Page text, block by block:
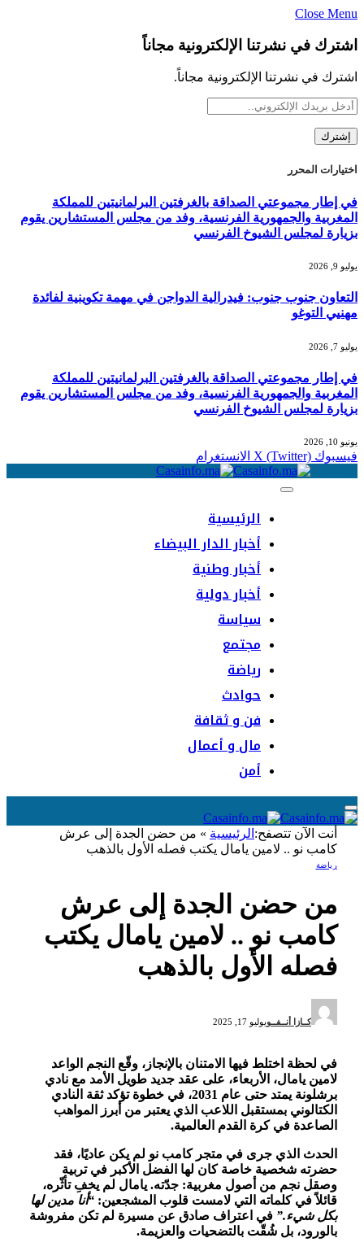
Close Menu
اشترك في نشرتنا الإلكترونية مجاناً
اشترك في نشرتنا الإلكترونية مجاناً.
اختيارات المحرر
في إطار مجموعتي الصداقة بالغرفتين البرلمانيتين للمملكة
المغربية والجمهورية الفرنسية، وفد من مجلس المستشارين يقوم
بزيارة لمجلس الشيوخ الفرنسي
يوليو 9, 2026
التعاون جنوب جنوب: فيدرالية الدواجن في مهمة تكوينية لفائدة
مهنيي التوغو
يوليو 7, 2026
في إطار مجموعتي الصداقة بالغرفتين البرلمانيتين للمملكة
المغربية والجمهورية الفرنسية، وفد من مجلس المستشارين يقوم
بزيارة لمجلس الشيوخ الفرنسي
يونيو 10, 2026
فيسبوك X (Twitter) الانستغرام
الرئيسية
أخبار الدار البيضاء
أخبار وطنية
أخبار دولية
سياسة
مجتمع
رياضة
حوادث
فن و ثقافة
مال و أعمال
أمن
أنت الآن تتصفح:الرئيسية»من حضن الجدة إلى عرش
كامب نو .. لامين يامال يكتب فصله الأول بالذهب
رياضة
من حضن الجدة إلى عرش
كامب نو .. لامين يامال يكتب
فصله الأول بالذهب
كــازا أنــفــويوليو 17, 2025
في لحظة اختلط فيها الامتنان بالإنجاز، وقّع النجم الواعد
لامين يامال، الأربعاء، على عقد جديد طويل الأمد مع نادي
برشلونة يمتد حتى عام 2031، في خطوة تؤكد ثقة النادي
الكتالوني بمستقبل اللاعب الذي يعتبر من أبرز المواهب
الصاعدة في كرة القدم العالمية.
الحدث الذي جرى في متجر كامب نو لم يكن عاديًا، فقد
حضرته شخصية خاصة كان لها الفضل الأكبر في تربية
وصقل نجم من أصول مغربية: جدّته. يامال لم يخفِ تأثّره،
قائلاً في كلماته التي لامست قلوب المشجعين:“أنا مدين لها
بكل شيء.”في اعتراف صادق عن مسيرة لم تكن مفروشة
بالورود، بل شُقّت بالتضحيات والعزيمة.